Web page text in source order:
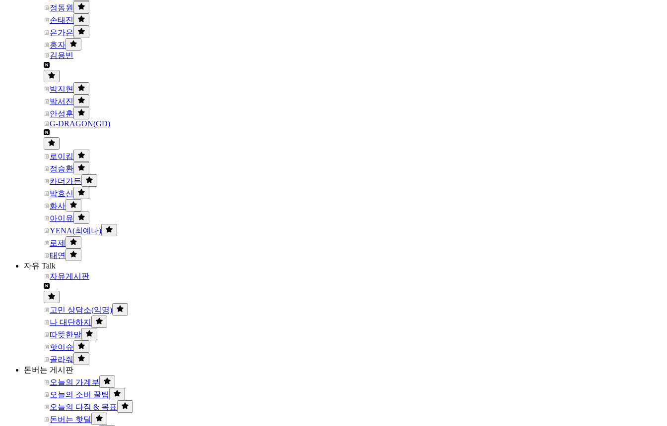
정동원
손태진
은가은
홍자
김용빈
박지현
박서진
안성훈
G-DRAGON(GD)
로이킴
정승환
카더가든
박효신
화사
아이유
YENA(최예나)
로제
태연
자유 Talk
자유게시판
고민 상담소(익명)
나 대단하지
따뜻한말
핫이슈
골라줘
돈버는 게시판
오늘의 가계부
오늘의 소비 꿀팁
오늘의 다짐 & 목표
돈버는 핫딜